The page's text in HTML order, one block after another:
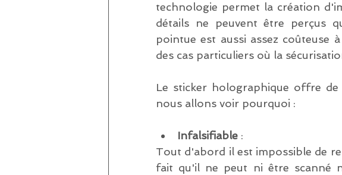
technologie permet la création
détails ne peuvent être perçus
pointue est aussi assez coûteuse
des cas particuliers où la
Le sticker holographique offre
nous allons voir pourquoi :
Infalsifiable :
Tout d'abord il est impossible de
fait qu'il ne peut ni être scanné